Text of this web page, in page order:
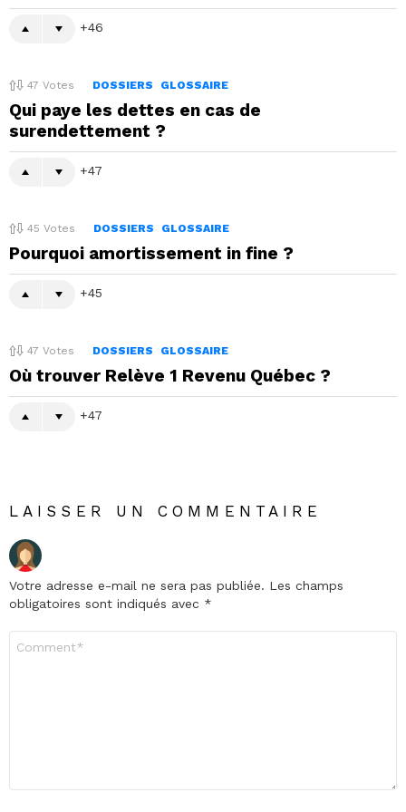
46
47 Votes DOSSIERS GLOSSAIRE
Qui paye les dettes en cas de
surendettement ?
47
45 Votes DOSSIERS GLOSSAIRE
Pourquoi amortissement in fine ?
45
47 Votes DOSSIERS GLOSSAIRE
Où trouver Relève 1 Revenu Québec ?
47
LAISSER UN COMMENTAIRE
Votre adresse e-mail ne sera pas publiée. Les champs
obligatoires sont indiqués avec *